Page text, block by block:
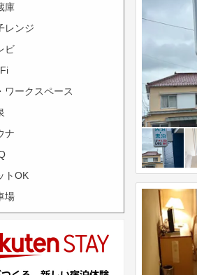
庫
レンジ
ビ
ワークスペース
ナ
トOK
場